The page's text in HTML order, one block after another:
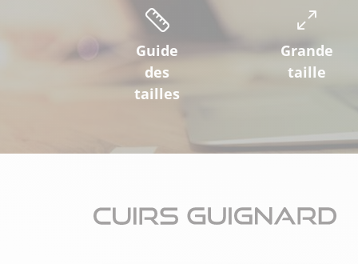
Guide
des
tailles
Grande
taille